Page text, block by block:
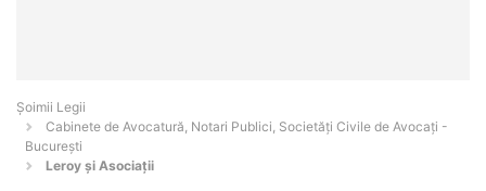
Șoimii Legii
Cabinete de Avocatură, Notari Publici, Societăți Civile de Avocați -
Bucureşti
Leroy și Asociații